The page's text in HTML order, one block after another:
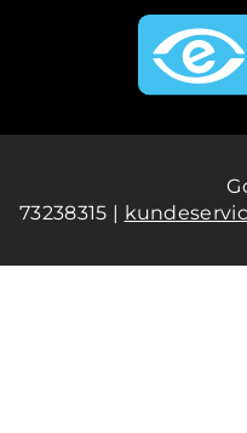
73238315 |